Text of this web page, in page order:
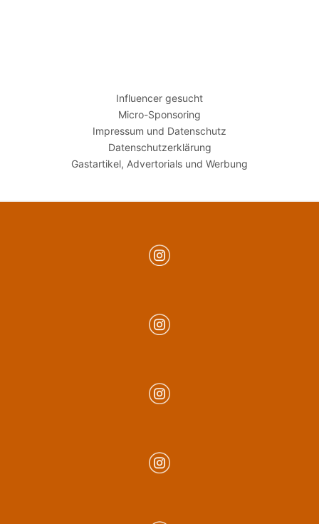
Influencer gesucht
Micro-Sponsoring
Impressum und Datenschutz
Datenschutzerklärung
Gastartikel, Advertorials und Werbung